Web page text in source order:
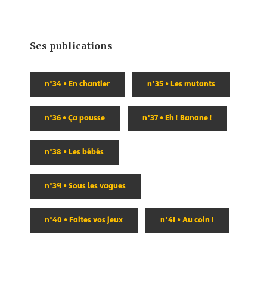
Ses publications
n°34 • En chantier n°35 • Les mutants
n°36 • Ça pousse n°37 • Eh ! Banane !
n°38 • Les bébés
n°39 • Sous les vagues
n°40 • Faites vos jeux n°41 • Au coin !